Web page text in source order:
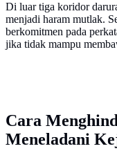
Di luar tiga koridor
menjadi haram mutlak.
berkomitmen pada
jika tidak mampu
Cara
Meneladani